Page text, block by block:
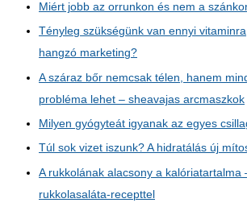
Miért jobb az orrunkon és nem a
Tényleg szükségünk van ennyi
hangzó marketing?
A száraz bőr nemcsak télen, hanem
probléma lehet – sheavajas arcmaszkok
Milyen gyógyteát igyanak az egyes
Túl sok vizet iszunk? A hidratálás új
A rukkolának alacsony a kalóriatartalma
rukkolasaláta-recepttel